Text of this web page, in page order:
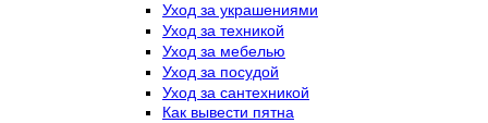
Уход за украшениями
Уход за техникой
Уход за мебелью
Уход за посудой
Уход за сантехникой
Как вывести пятна